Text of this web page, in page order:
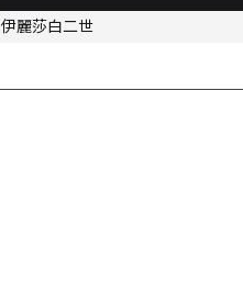
伊麗莎白二世